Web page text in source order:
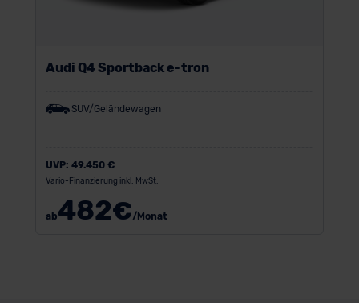
Audi Q4 Sportback e-tron
SUV/Geländewagen
UVP: 49.450 €
Vario-Finanzierung inkl. MwSt.
ab482€/Monat